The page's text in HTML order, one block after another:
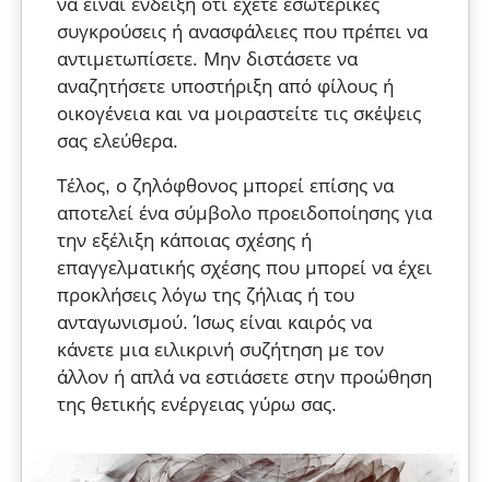
να είναι ένδειξη ότι έχετε εσωτερικές
συγκρούσεις ή ανασφάλειες που πρέπει να
αντιμετωπίσετε. Μην διστάσετε να
αναζητήσετε υποστήριξη από φίλους ή
οικογένεια και να μοιραστείτε τις σκέψεις
σας ελεύθερα.
Τέλος, ο ζηλόφθονος μπορεί επίσης να
αποτελεί ένα σύμβολο προειδοποίησης για
την εξέλιξη κάποιας σχέσης ή
επαγγελματικής σχέσης που μπορεί να έχει
προκλήσεις λόγω της ζήλιας ή του
ανταγωνισμού. Ίσως είναι καιρός να
κάνετε μια ειλικρινή συζήτηση με τον
άλλον ή απλά να εστιάσετε στην προώθηση
της θετικής ενέργειας γύρω σας.